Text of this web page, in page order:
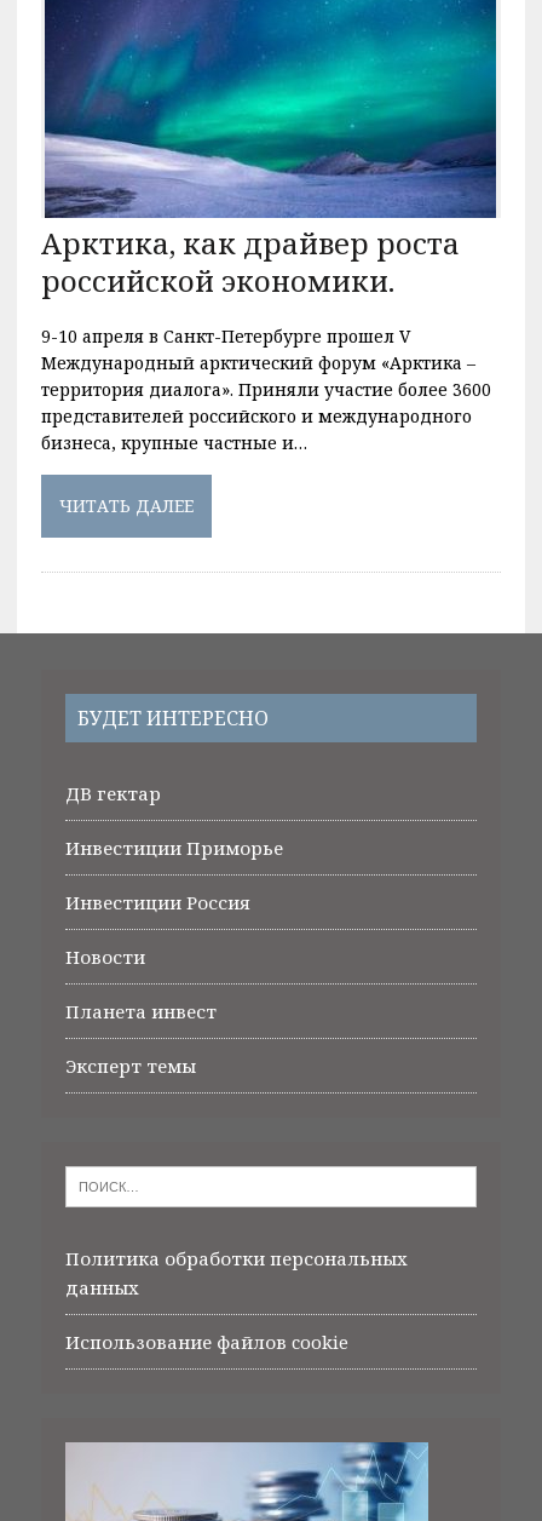
Арктика, как драйвер роста
российской экономики.
9-10 апреля в Санкт-Петербурге прошел V
Международный арктический форум «Арктика –
территория диалога». Приняли участие более 3600
представителей российского и международного
бизнеса, крупные частные и…
ЧИТАТЬ ДАЛЕЕ
БУДЕТ ИНТЕРЕСНО
ДВ гектар
Инвестиции Приморье
Инвестиции Россия
Новости
Планета инвест
Эксперт темы
Политика обработки персональных
данных
Использование файлов cookie